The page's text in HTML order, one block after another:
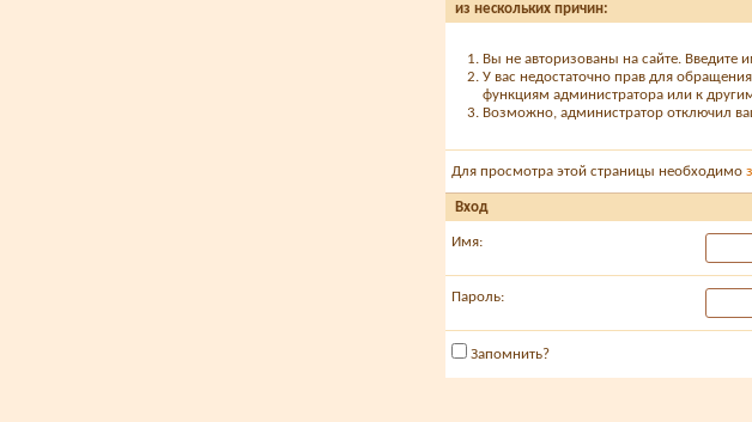
из нескольких причин:
Вы не авторизованы на сайте. Введите
У вас недостаточно прав для
функциям администратора или к
Возможно, администратор отключил
Для просмотра этой страницы необходимо
Вход
Имя:
Пароль:
Запомнить?